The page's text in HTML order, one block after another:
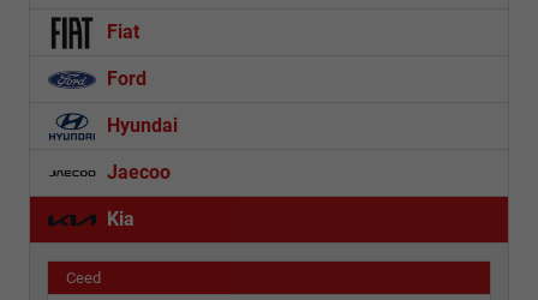
Fiat
Ford
Hyundai
Jaecoo
Kia
Ceed